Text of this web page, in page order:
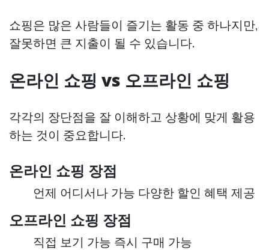
쇼핑은 많은 사람들이 즐기는 활동 중 하나지만,
잘못하면 큰 지출이 될 수 있습니다.
온라인 쇼핑 vs 오프라인 쇼핑
각각의 장단점을 잘 이해하고 상황에 맞게 활용
하는 것이 중요합니다.
온라인 쇼핑 장점
언제 어디서나 가능 다양한 할인 혜택 제공
오프라인 쇼핑 장점
직접 보기 가능 즉시 구매 가능